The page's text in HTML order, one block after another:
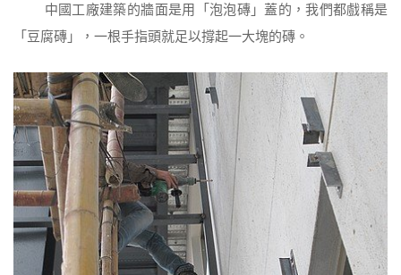
中國工廠建築的牆面是用「泡泡磚」蓋的，我們都戲稱是
「豆腐磚」，一根手指頭就足以撐起一大塊的磚。